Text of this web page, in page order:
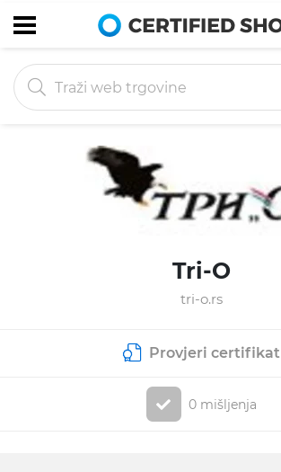
Tri-O
tri-o.rs
Provjeri certifikat
0 mišljenja